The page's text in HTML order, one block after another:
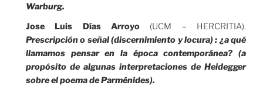
Warburg.
Jose Luis Días Arroyo (UCM – HERCRITIA).
Prescripción o señal (discernimiento y locura) : ¿a qué
llamamos pensar en la época contemporánea? (a
propósito de algunas interpretaciones de Heidegger
sobre el poema de Parménides).